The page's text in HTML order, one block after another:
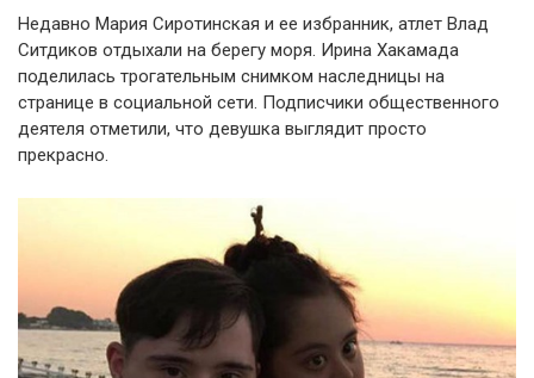
Недавно Мария Сиротинская и ее избранник, атлет Влад
Ситдиков отдыхали на берегу моря. Ирина Хакамада
поделилась трогательным снимком наследницы на
странице в социальной сети. Подписчики общественного
деятеля отметили, что девушка выглядит просто
прекрасно.